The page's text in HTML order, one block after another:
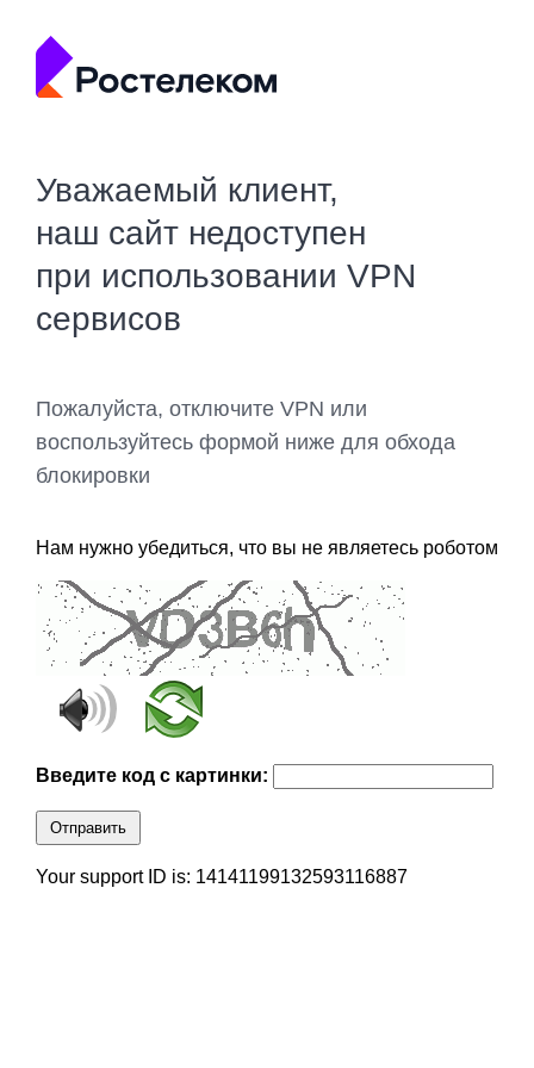
Уважаемый клиент,
наш сайт недоступен
при использовании VPN
сервисов
Пожалуйста, отключите VPN или
воспользуйтесь формой ниже для обхода
блокировки
Нам нужно убедиться, что вы не являетесь роботом
Введите код с картинки:
Отправить
Your support ID is: 14141199132593116887